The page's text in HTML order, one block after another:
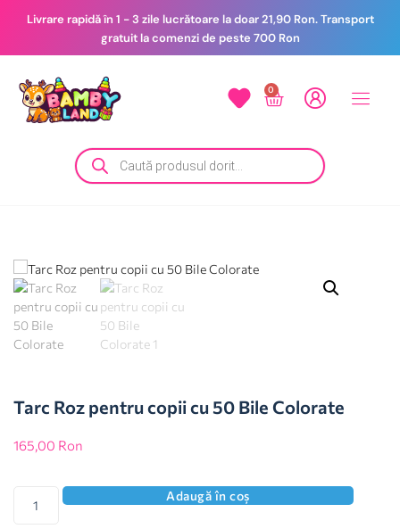
Livrare rapidă în 1 - 3 zile lucrătoare la doar 21,90 Ron. Transport
gratuit la comenzi de peste 700 Ron
0
Tarc Roz pentru copii cu 50 Bile Colorate
165,00 Ron
Adaugă în coș